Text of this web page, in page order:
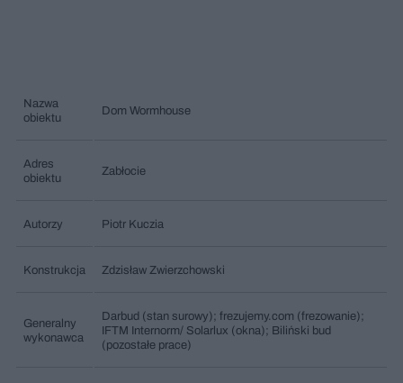
Nazwa
obiektu
Dom Wormhouse
Adres
obiektu
Zabłocie
Autorzy Piotr Kuczia
Konstrukcja Zdzisław Zwierzchowski
Generalny
wykonawca
Darbud (stan surowy); frezujemy.com (frezowanie);
IFTM Internorm/ Solarlux (okna); Biliński bud
(pozostałe prace)